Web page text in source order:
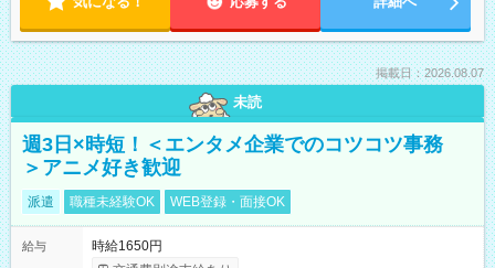
掲載日：2026.08.07
未読
週3日×時短！＜エンタメ企業でのコツコツ事務
＞アニメ好き歓迎
派遣 職種未経験OK WEB登録・面接OK
給与
時給1650円